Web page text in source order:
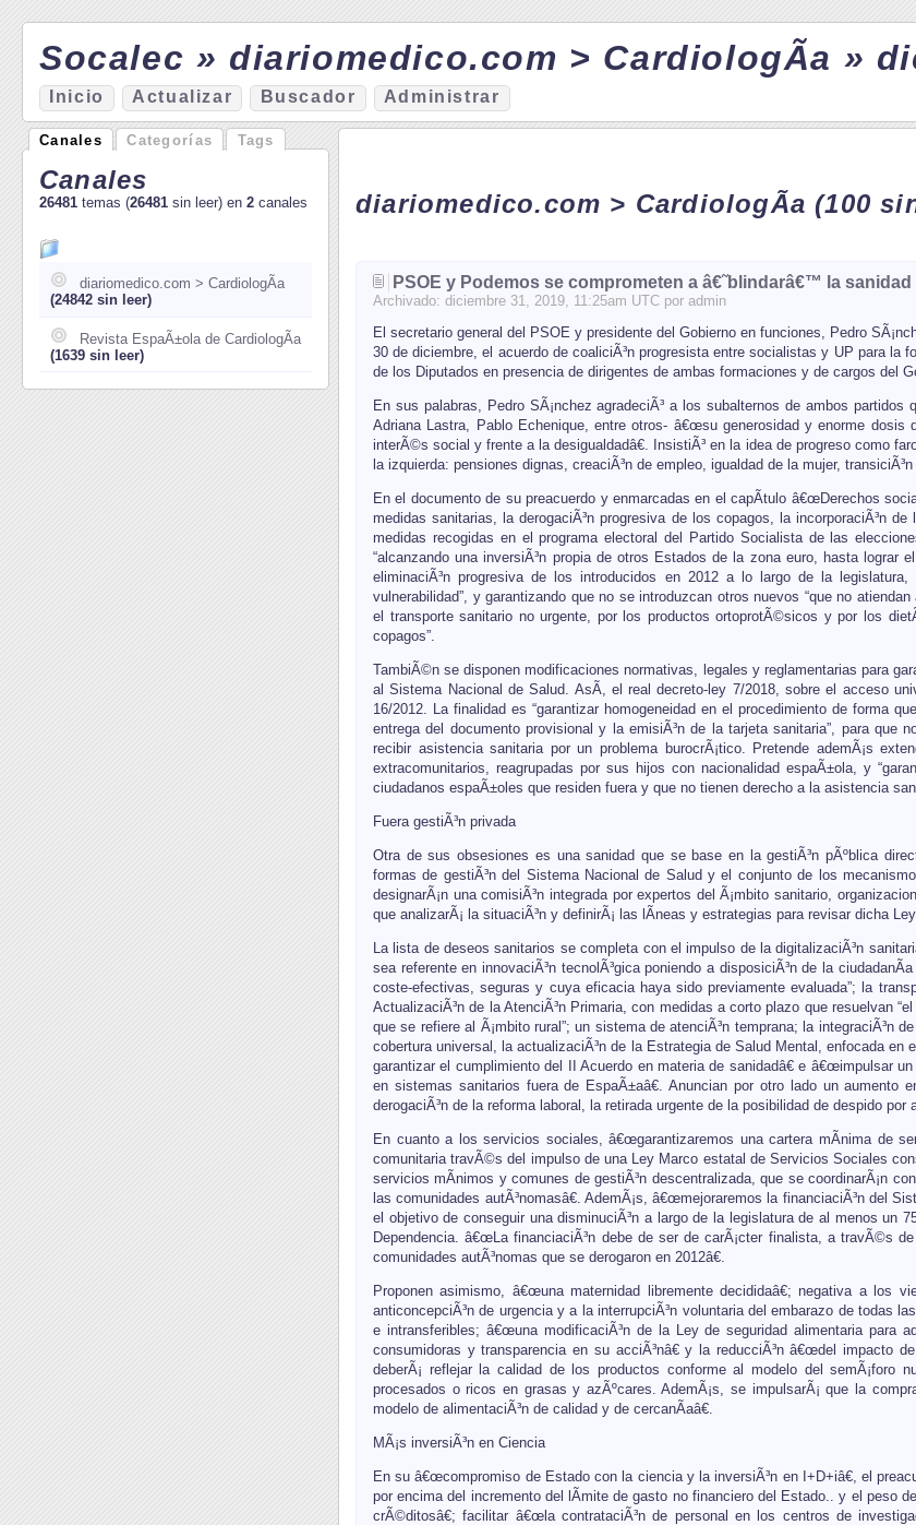
Socalec » diariomedico.com > CardiologÃ­a »
nicio Actualizar Buscador Ad ministrar
Canales Categorías Tags
Canales
26481 temas (26481 sin leer) en 2 canales
diariomedico.com > CardiologÃ­a
(24842 sin leer)
Revista EspaÃ±ola de CardiologÃ­a
(1639 sin leer)
diariomedico.com > CardiologÃ­a (100
PSOE y Podemos se comprometen a â€˜blindarâ€™ la sanidad
Archivado: diciembre 31 , 2019, 11:25am UTC por admin
El secretario general del PSOE y presidente del Gobierno en funciones, Pedro
30 de diciembre, el acuerdo de coaliciÃ³n progresista entre socialistas y UP para la
de los Diputados en presencia de dirigentes de ambas formaciones y de cargos del
En sus palabras, Pedro SÃ¡nchez agradeciÃ³ a los subalternos de ambos partidos
Adriana Lastra, Pablo Echenique, entre otros- â€œsu generosidad y enorme dosis
interÃ©s social y frente a la desigualdadâ€. InsistiÃ³ en la idea de progreso como
la izquierda: pensiones dignas, creaciÃ³n de empleo, igualdad de la mujer, transiciÃ³n
En el documento de su preacuerdo y enmarcadas en el capÃ­tulo â€œDerechos
medidas sanitarias, la derogaciÃ³n progresiva de los copagos, la incorporaciÃ³n
medidas recogidas en el programa electoral del Partido Socialista de las
“alcanzando una inversiÃ³n propia de otros Estados de la zona euro, hasta
eliminaciÃ³n progresiva de los introducidos en 2012 a lo largo de la
vulnerabilidad”, y garantizando que no se introduzcan otros nuevos “que no
el transporte sanitario no urgente, por los productos ortoprotÃ©sicos y por los
copagos”.
TambiÃ©n se disponen modificaciones normativas, legales y reglamentarias para
al Sistema Nacional de Salud. AsÃ­, el real decreto-ley 7/2018, sobre el acceso
16/2012. La finalidad es “garantizar homogeneidad en el procedimiento de forma
entrega del documento provisional y la emisiÃ³n de la tarjeta sanitaria”, para que
recibir asistencia sanitaria por un problema burocrÃ¡tico. Pretende ademÃ¡s
extracomunitarios, reagrupadas por sus hijos con nacionalidad espaÃ±ola, y
ciudadanos espaÃ±oles que residen fuera y que no tienen derecho a la asistencia
Fuera gestiÃ³n privada
Otra de sus obsesiones es una sanidad que se base en la gestiÃ³n pÃºblica
formas de gestiÃ³n del Sistema Nacional de Salud y el conjunto de los
designarÃ¡n una comisiÃ³n integrada por expertos del Ã¡mbito sanitario,
que analizarÃ¡ la situaciÃ³n y definirÃ¡ las lÃ­neas y estrategias para revisar dicha
La lista de deseos sanitarios se completa con el impulso de la digitalizaciÃ³n
sea referente en innovaciÃ³n tecnolÃ³gica poniendo a disposiciÃ³n de la
coste-efectivas, seguras y cuya eficacia haya sido previamente evaluada”; la
ActualizaciÃ³n de la AtenciÃ³n Primaria, con medidas a corto plazo que resuelvan
que se refiere al Ã¡mbito rural”; un sistema de atenciÃ³n temprana; la integraciÃ³n
cobertura universal, la actualizaciÃ³n de la Estrategia de Salud Mental, enfocada
garantizar el cumplimiento del II Acuerdo en materia de sanidadâ€ e â€œimpulsar
en sistemas sanitarios fuera de EspaÃ±aâ€. Anuncian por otro lado un
derogaciÃ³n de la reforma laboral, la retirada urgente de la posibilidad de despido por
En cuanto a los servicios sociales, â€œgarantizaremos una cartera mÃ­nima de
comunitaria travÃ©s del impulso de una Ley Marco estatal de Servicios Sociales
servicios mÃ­nimos y comunes de gestiÃ³n descentralizada, que se coordinarÃ¡n
las comunidades autÃ³nomasâ€. AdemÃ¡s, â€œmejoraremos la financiaciÃ³n del
el objetivo de conseguir una disminuciÃ³n a largo de la legislatura de al menos un
Dependencia. â€œLa financiaciÃ³n debe de ser de carÃ¡cter finalista, a travÃ©s
comunidades autÃ³nomas que se derogaron en 2012â€.
Proponen asimismo, â€œuna maternidad libremente decididaâ€; negativa a
anticoncepciÃ³n de urgencia y a la interrupciÃ³n voluntaria del embarazo de todas
e intransferibles; â€œuna modificaciÃ³n de la Ley de seguridad alimentaria para
consumidoras y transparencia en su acciÃ³nâ€ y la reducciÃ³n â€œdel impacto
deberÃ¡ reflejar la calidad de los productos conforme al modelo del
procesados o ricos en grasas y azÃºcares. AdemÃ¡s, se impulsarÃ¡ que la
modelo de alimentaciÃ³n de calidad y de cercanÃ­aâ€.
MÃ¡s inversiÃ³n en Ciencia
En su â€œcompromiso de Estado con la ciencia y la inversiÃ³n en I+D+iâ€, el
por encima del incremento del lÃ­mite de gasto no financiero del Estado.. y el peso
crÃ©ditosâ€; facilitar â€œla contrataciÃ³n de personal en los centros de